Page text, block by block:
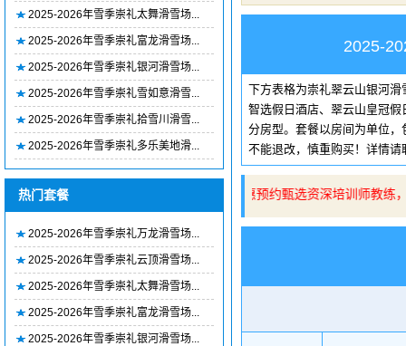
2025-2026年雪季崇礼太舞滑雪场...
2025-2026年雪季崇礼富龙滑雪场...
2025-2026年雪季崇礼银河滑雪场...
2025-2026年雪季崇礼雪如意滑雪...
2025-2026年雪季崇礼拾雪川滑雪...
2025-2026年雪季崇礼多乐美地滑...
热门套餐
2025-2026年雪季崇礼万龙滑雪场...
2025-2026年雪季崇礼云顶滑雪场...
2025-2026年雪季崇礼太舞滑雪场...
2025-2026年雪季崇礼富龙滑雪场...
2025-2026年雪季崇礼银河滑雪场...
2025-
下方表格为崇礼翠云山银河
智选假日酒店、翠云山皇冠
分房型。套餐以房间为单位
不能退改，慎重购买！详情
👉购买套餐可享9折优惠预约甄选资深培训师教练，